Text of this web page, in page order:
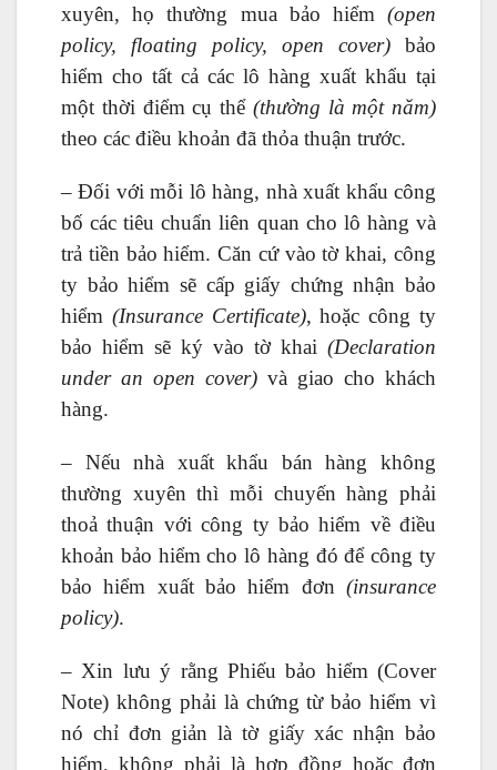
xuyên, họ thường mua bảo hiểm (open
policy, floating policy, open cover) bảo
hiểm cho tất cả các lô hàng xuất khẩu tại
một thời điểm cụ thể(thường là một năm)
theo các điều khoản đã thỏa thuận trước.
– Đối với mỗi lô hàng, nhà xuất khẩu công
bố các tiêu chuẩn liên quan cho lô hàng và
trả tiền bảo hiểm. Căn cứ vào tờ khai, công
ty bảo hiểm sẽ cấp giấy chứng nhận bảo
hiểm (Insurance Certificate), hoặc công ty
bảo hiểm sẽ ký vào tờ khai (Declaration
under an open cover) và giao cho khách
hàng.
– Nếu nhà xuất khẩu bán hàng không
thường xuyên thì mỗi chuyến hàng phải
thoả thuận với công ty bảo hiểm về điều
khoản bảo hiểm cho lô hàng đó để công ty
bảo hiểm xuất bảo hiểm đơn (insurance
policy).
– Xin lưu ý rằng Phiếu bảo hiểm (Cover
Note) không phải là chứng từ bảo hiểm vì
nó chỉ đơn giản là tờ giấy xác nhận bảo
hiểm, không phải là hợp đồng hoặc đơn